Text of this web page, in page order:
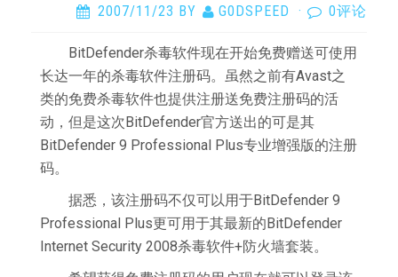
2007/11/23 BY G0DSPEED · 0评论
BitDefender杀毒软件现在开始免费赠送可使用
长达一年的杀毒软件注册码。虽然之前有Avast之
类的免费杀毒软件也提供注册送免费注册码的活
动，但是这次BitDefender官方送出的可是其
BitDefender 9 Professional Plus专业增强版的注册
码。
据悉，该注册码不仅可以用于BitDefender 9
Professional Plus更可用于其最新的BitDefender
Internet Security 2008杀毒软件+防火墙套装。